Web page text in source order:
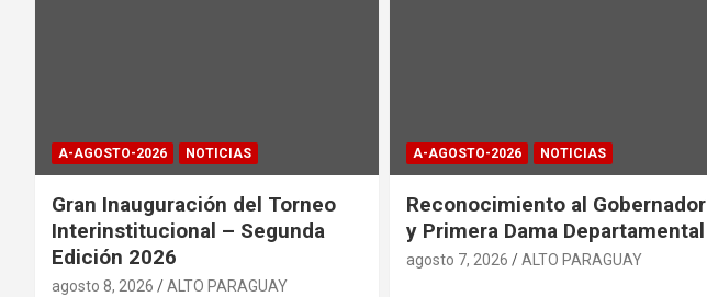
A-AGOSTO-2026 NOTICIAS
Gran Inauguración del Torneo
Interinstitucional – Segunda
Edición 2026
agosto 8, 2026 ALTO PARAGUAY
A-AGOSTO-2026 NOTICIAS
Reconocimiento al Gobernador
y Primera Dama Departamental
agosto 7, 2026 ALTO PARAGUAY